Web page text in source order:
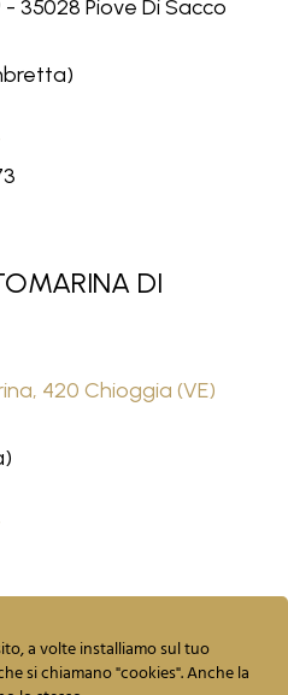
35028 Piove Di Sacco
DI
420 Chioggia (VE)
a volte installiamo sul tuo
si chiamano "cookies". Anche la